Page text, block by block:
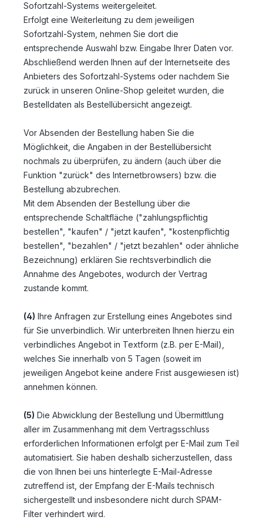
Sofortzahl-Systems weitergeleitet.
Erfolgt eine Weiterleitung zu dem jeweiligen
Sofortzahl-System, nehmen Sie dort die
entsprechende Auswahl bzw. Eingabe Ihrer Daten vor.
Abschließend werden Ihnen auf der Internetseite des
Anbieters des Sofortzahl-Systems oder nachdem Sie
zurück in unseren Online-Shop geleitet wurden, die
Bestelldaten als Bestellübersicht angezeigt.
Vor Absenden der Bestellung haben Sie die
Möglichkeit, die Angaben in der Bestellübersicht
nochmals zu überprüfen, zu ändern (auch über die
Funktion "zurück" des Internetbrowsers) bzw. die
Bestellung abzubrechen.
Mit dem Absenden der Bestellung über die
entsprechende Schaltfläche ("zahlungspflichtig
bestellen", "kaufen" / "jetzt kaufen", "kostenpflichtig
bestellen", "bezahlen" / "jetzt bezahlen" oder ähnliche
Bezeichnung) erklären Sie rechtsverbindlich die
Annahme des Angebotes, wodurch der Vertrag
zustande kommt.
(4) Ihre Anfragen zur Erstellung eines Angebotes sind
für Sie unverbindlich. Wir unterbreiten Ihnen hierzu ein
verbindliches Angebot in Textform (z.B. per E-Mail),
welches Sie innerhalb von 5 Tagen (soweit im
jeweiligen Angebot keine andere Frist ausgewiesen ist)
annehmen können.
(5) Die Abwicklung der Bestellung und Übermittlung
aller im Zusammenhang mit dem Vertragsschluss
erforderlichen Informationen erfolgt per E-Mail zum Teil
automatisiert. Sie haben deshalb sicherzustellen, dass
die von Ihnen bei uns hinterlegte E-Mail-Adresse
zutreffend ist, der Empfang der E-Mails technisch
sichergestellt und insbesondere nicht durch SPAM-
Filter verhindert wird.